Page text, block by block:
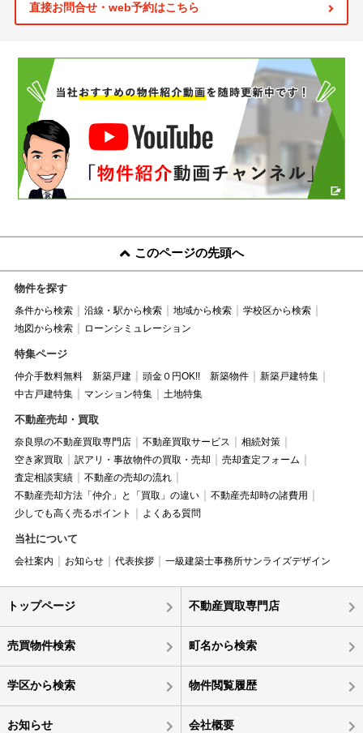
直接お問合せ・web予約はこちら
このページの先頭へ
物件を探す
条件から検索 沿線・駅から検索 地域から検索
学校区から検索
地図から検索
ローンシミュレーション
特集ページ
仲介手数料無料 新築戸建 頭金０円OK!! 新築物件
新築戸建特集
中古戸建特集
マンション特集 土地特集
不動産売却・買取
奈良県の不動産買取専門店 不動産買取サービス
相続対策
空き家買取
訳アリ・事故物件の買取・売却
売却査定フォーム
査定相談実績
不動産の売却の流れ
不動産売却方法「仲介」と「買取」の違い
不動産売却時の諸費用
少しでも高く売るポイント
よくある質問
当社について
会社案内 お知らせ 代表挨拶 一級建築士事務所サンライズデザイン
トップページ 不動産買取専門店
売買物件検索 町名から検索
学区から検索 物件閲覧履歴
お知らせ 会社概要